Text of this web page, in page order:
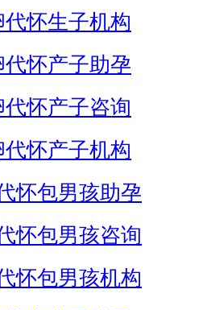
代怀生子机构
代怀产子助孕
代怀产子咨询
代怀产子机构
怀包男孩助孕
怀包男孩咨询
怀包男孩机构